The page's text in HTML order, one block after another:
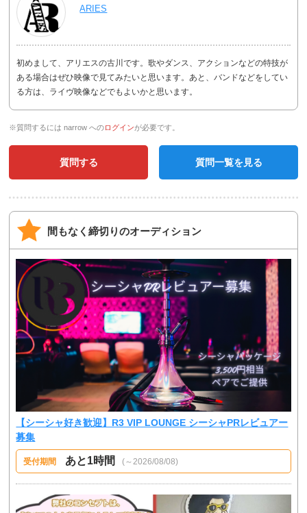
ARIES
初めまして、アリエスの古川です。歌やダンス、アクションなどの特技が
ある場合はぜひ映像で見てみたいと思います。あと、バンドなどをしてい
る方は、ライヴ映像などでもよいかと思います。
※質問するには narrow へのログインが必要です。
質問する 質問一覧を見る
間もなく締切りのオーディション
【シーシャ好き歓迎】R3 VIP LOUNGE シーシャPRレビュアー
募集
受付期間 あと1時間 (～2026/08/08)